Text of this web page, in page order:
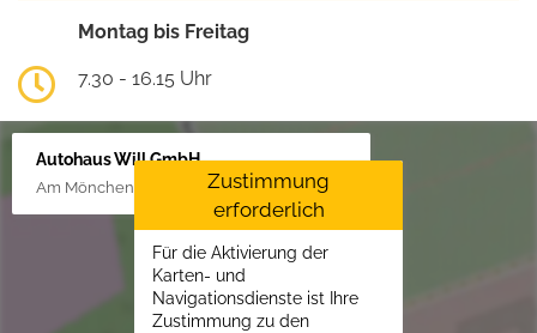
Montag bis Freitag
7.30 - 16.15 Uhr
Autohaus Will GmbH
Am Mönchenfelde 18, 38889 Blankenburg
Zustimmung
erforderlich
Für die Aktivierung der
Karten- und
Navigationsdienste ist Ihre
Zustimmung zu den